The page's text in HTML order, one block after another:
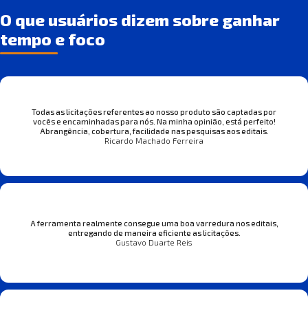
O que usuários dizem sobre ganhar
tempo e foco
Todas as licitações referentes ao nosso produto são captadas por
vocês e encaminhadas para nós. Na minha opinião, está perfeito!
Abrangência, cobertura, facilidade nas pesquisas aos editais.
Ricardo Machado Ferreira
A ferramenta realmente consegue uma boa varredura nos editais,
entregando de maneira eficiente as licitações.
Gustavo Duarte Reis